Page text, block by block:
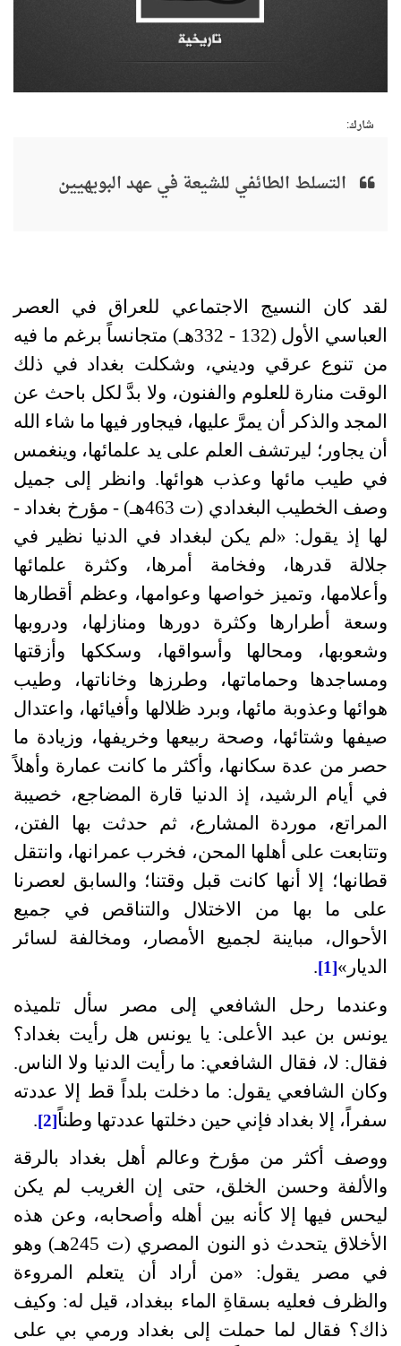
شارك:
التسلط الطائفي للشيعة في عهد البويهيين
لقد كان النسيج الاجتماعي للعراق في العصر
العباسي الأول (132 - 332 هـ) متجانساً برغم ما فيه
من تنوع عرقي وديني، وشكلت بغداد في ذلك
الوقت منارة للعلوم والفنون، ولا بدَّ لكل باحث عن
المجد والذكر أن يمرَّ عليها، فيجاور فيها ما شاء الله
أن يجاور؛ ليرتشف العلم على يد علمائها، وينغمس
في طيب مائها وعذب هوائها. وانظر إلى جميل
وصف الخطيب البغدادي (ت هـ) - مؤرخ بغداد -
لها إذ يقول: «لم يكن لبغداد في الدنيا نظير في
جلالة قدرها، وفخامة أمرها، وكثرة علمائها
وأعلامها، وتميز خواصها وعوامها، وعظم أقطارها
وسعة أطرارها وكثرة دورها ومنازلها، ودروبها
وشعوبها، ومحالها وأسواقها، وسككها وأزقتها
ومساجدها وحماماتها، وطرزها وخاناتها، وطيب
هوائها وعذوبة مائها، وبرد ظلالها وأفيائها، واعتدال
صيفها وشتائها، وصحة ربيعها وخريفها، وزيادة ما
حصر من عدة سكانها، وأكثر ما كانت عمارة وأهلاً
في أيام الرشيد، إذ الدنيا قارة المضاجع، خصيبة
المراتع، موردة المشارع، ثم حدثت بها الفتن،
وتتابعت على أهلها المحن، فخرب عمرانها، وانتقل
قطانها؛ إلا أنها كانت قبل وقتنا؛ والسابق لعصرنا
على ما بها من الاختلال والتناقص في جميع
الأحوال، مباينة لجميع الأمصار، ومخالفة لسائر
الديار »
[1]
.
وعندما رحل الشافعي إلى مصر سأل تلميذه
يونس بن عبد الأعلى: يا يونس هل رأيت بغداد؟
فقال: لا، فقال الشافعي: ما رأيت الدنيا ولا الناس.
وكان الشافعي يقول: ما دخلت بلداً قط إلا عددته
سفراً، إلا بغداد فإني حين دخلتها عددتها وطناً[2]
.
ووصف أكثر من مؤرخ وعالم أهل بغداد بالرقة
والألفة وحسن الخلق، حتى إن الغريب لم يكن
ليحس فيها إلا كأنه بين أهله وأصحابه، وعن هذه
الأخلاق يتحدث ذو النون المصري (
ت 245هـ) وهو
في مصر يقول: «من أراد أن يتعلم المروءة
والظرف فعليه بسقاةِ الماء ببغداد، قيل له: وكيف
ذاك؟ فقال لما حملت إلى بغداد ورمي بي على